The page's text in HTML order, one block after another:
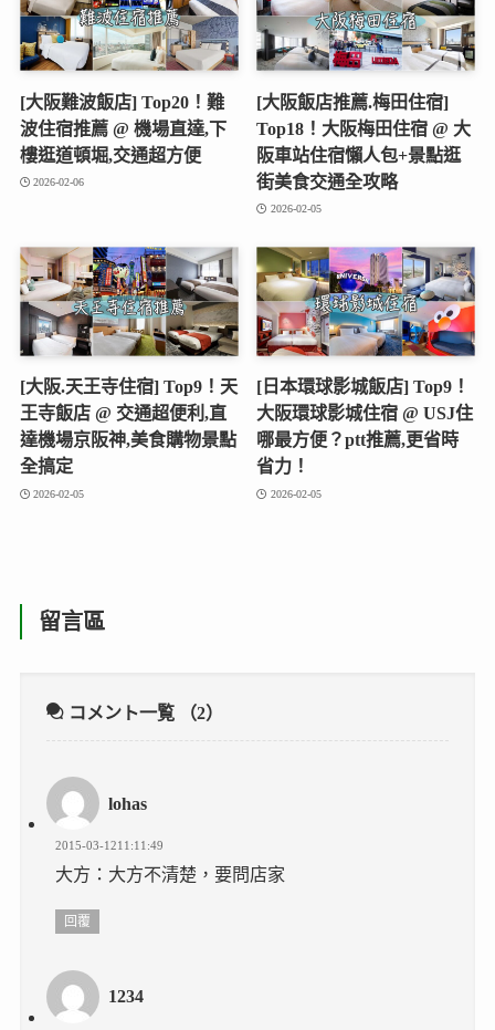
[大阪難波飯店] Top20！難
波住宿推薦 @ 機場直達,下
樓逛道頓堀,交通超方便
2026-02-06
[大阪飯店推薦.梅田住宿]
Top18！大阪梅田住宿 @ 大
阪車站住宿懶人包+景點逛
街美食交通全攻略
2026-02-05
[大阪.天王寺住宿] Top9！天
王寺飯店 @ 交通超便利,直
達機場京阪神,美食購物景點
全搞定
2026-02-05
[日本環球影城飯店] Top9！
大阪環球影城住宿 @ USJ住
哪最方便？ptt推薦,更省時
省力！
2026-02-05
留言區
コメント一覧 （2）
lohas
2015-03-1211:11:49
大方：大方不清楚，要問店家
回覆
1234